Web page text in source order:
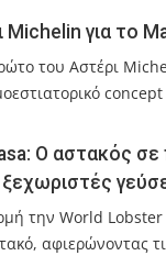
Michelin για το
του Αστέρι
Ο αστακός
ξεχωριστές
την World Lobster
αφιερώνοντας